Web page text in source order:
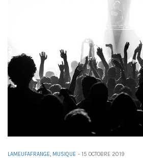
LAMEUFAFRANGE, MUSIQUE - 15 OCTOBRE 2019